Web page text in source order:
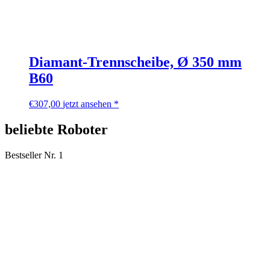
Diamant-Trennscheibe, Ø 350 mm
B60
€307,00 jetzt ansehen *
beliebte Roboter
Bestseller Nr. 1